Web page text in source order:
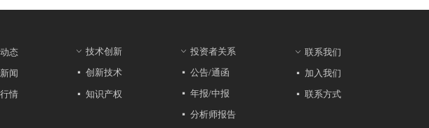
态
闻
情
ꀁ 技术创新
넷 创新技术
넷 知识产权
ꀁ 投资者关系
넷 公告/通函
넷 年报/中报
넷 分析师报告
ꀁ 联系我们
넷 加入我们
넷 联系方式